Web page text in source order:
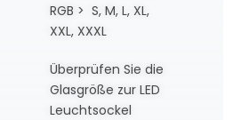
RGB > S, M, L, XL,
XXL, XXXL
Überprüfen Sie die
Glasgröße zur LED
Leuchtsockel